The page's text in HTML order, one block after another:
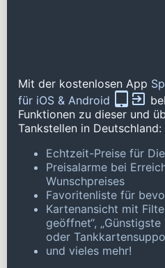
Mit der kostenlosen App
für iOS & Android
Funktionen zu dieser und
Tankstellen in Deutschland:
Echtzeit-Preise für
Preisalarme bei
Wunschpreises
Favoritenliste für
Kartenansicht mit
geöffnet“,
oder
und vieles mehr!